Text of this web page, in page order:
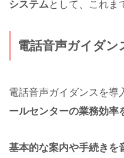
システムとして、これま
電話音声ガイダ
電話音声ガイダンスを導
ールセンターの業務効率
基本的な案内や手続きを